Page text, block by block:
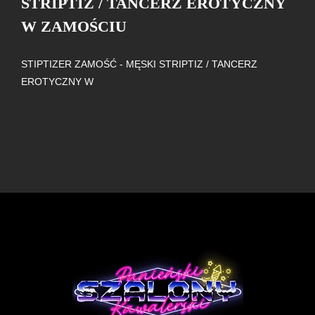
W ZAMOŚCIU
STIPTIZER ZAMOŚĆ - MĘSKI STRIPTIZ / TANCERZ
EROTYCZNY W